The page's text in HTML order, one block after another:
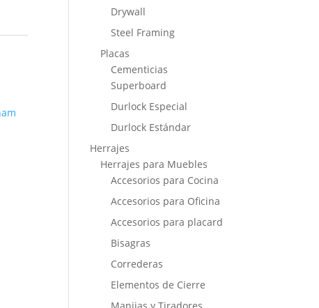
Drywall
Steel Framing
Placas
Cementicias
Superboard
Durlock Especial
Durlock Estándar
Herrajes
Herrajes para Muebles
Accesorios para Cocina
Accesorios para Oficina
Accesorios para placard
Bisagras
Correderas
Elementos de Cierre